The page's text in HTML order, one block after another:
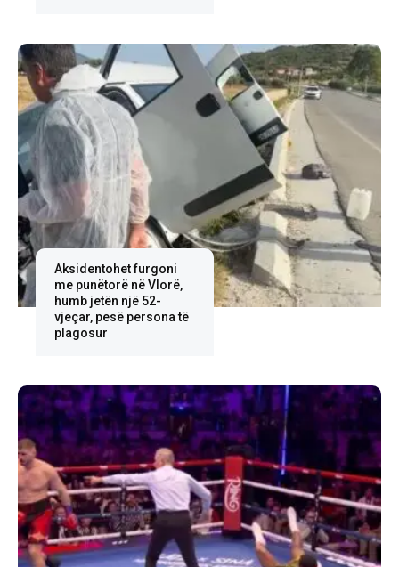
Aksidentohet furgoni
me punëtorë në Vlorë,
humb jetën një 52-
vjeçar, pesë persona të
plagosur